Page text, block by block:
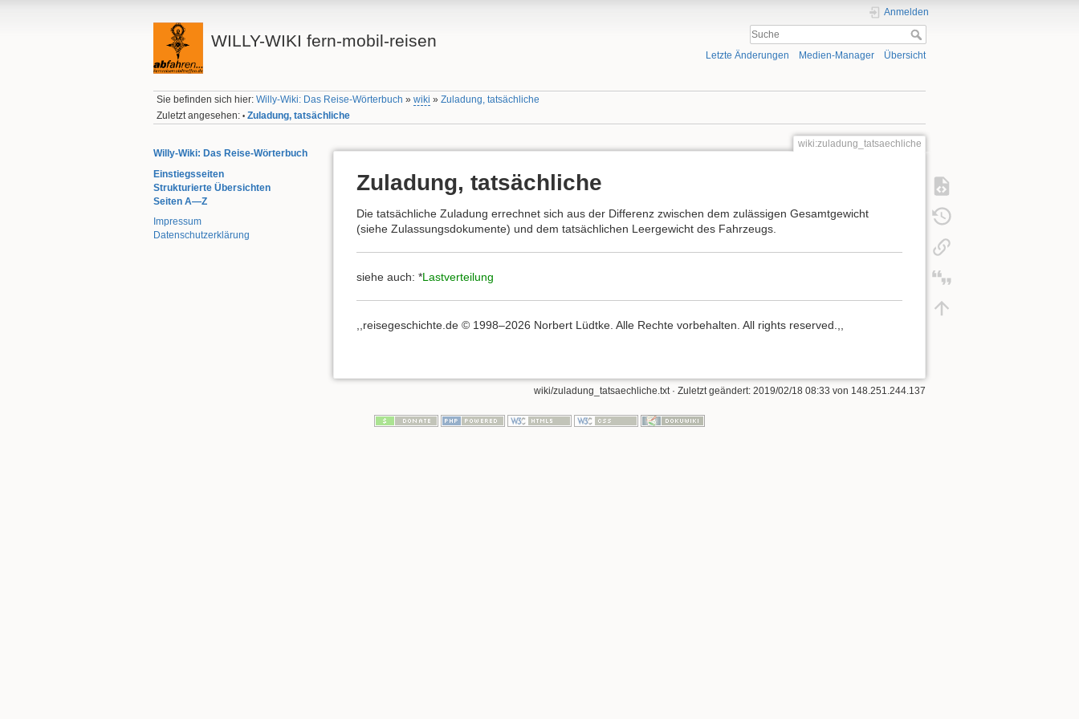
WILLY-WIKI fern-mobil-reisen
Anmelden
Letzte Änderungen Medien-Manager Übersicht
Sie befinden sich hier:Willy-Wiki: Das Reise-Wörterbuch »wiki »Zuladung, tatsächliche
Zuletzt angesehen: • Zuladung, tatsächliche
Willy-Wiki: Das Reise-Wörterbuch
Einstiegsseiten
Strukturierte Übersichten
Seiten A—Z
Impressum
Datenschutzerklärung
wiki:zuladung_tatsaechliche
Zuladung, tatsächliche
Die tatsächliche Zuladung errechnet sich aus der Differenz zwischen dem zulässigen Gesamtgewicht
(siehe Zulassungsdokumente) und dem tatsächlichen Leergewicht des Fahrzeugs.
siehe auch: *Lastverteilung
,,reisegeschichte.de © 1998–2026 Norbert Lüdtke. Alle Rechte vorbehalten. All rights reserved.,,
wiki/zuladung_tatsaechliche.txt· Zuletzt geändert: 2019/02/18 08:33 von 148.251.244.137